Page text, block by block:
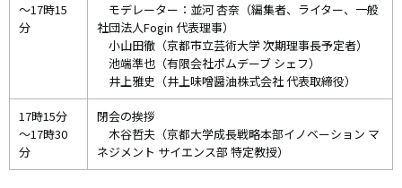
～17時15
分
モデレーター：並河 杏奈（編集者、ライター、一般
社団法人Fogin 代表理事）
小山田徹（京都市立芸術大学 次期理事長予定者）
池端準也（有限会社ポムデーブ シェフ）
井上雅史（井上味噌醤油株式会社 代表取締役）
17時15分
～17時30
分
閉会の挨拶
木谷哲夫（京都大学成長戦略本部イノベーション マ
ネジメント サイエンス部 特定教授）